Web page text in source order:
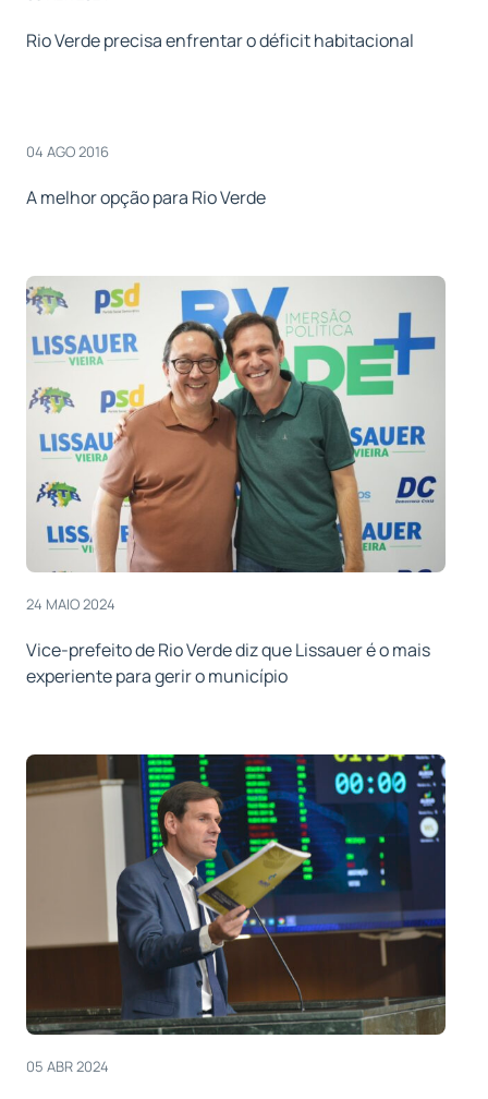
Rio Verde precisa enfrentar o déficit habitacional
04 AGO 2016
A melhor opção para Rio Verde
24 MAIO 2024
Vice-prefeito de Rio Verde diz que Lissauer é o mais
experiente para gerir o município
05 ABR 2024